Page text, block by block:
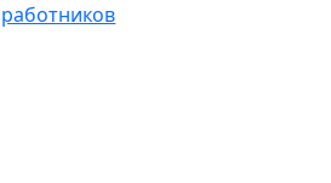
работников